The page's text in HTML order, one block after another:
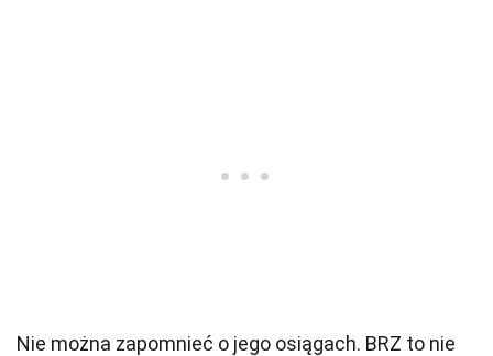
Nie można zapomnieć o jego osiągach. BRZ to nie